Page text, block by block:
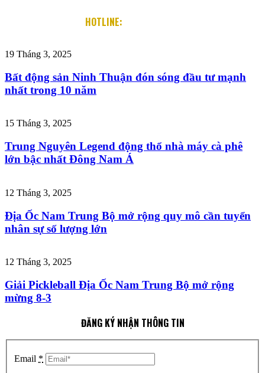
HOTLINE:
19 Tháng 3, 2025
Bất động sản Ninh Thuận đón sóng đầu tư mạnh
nhất trong 10 năm
15 Tháng 3, 2025
Trung Nguyên Legend động thổ nhà máy cà phê
lớn bậc nhất Đông Nam Á
12 Tháng 3, 2025
Địa Ốc Nam Trung Bộ mở rộng quy mô cần tuyển
nhân sự số lượng lớn
12 Tháng 3, 2025
Giải Pickleball Địa Ốc Nam Trung Bộ mở rộng
mừng 8-3
ĐĂNG KÝ NHẬN THÔNG TIN
Email *